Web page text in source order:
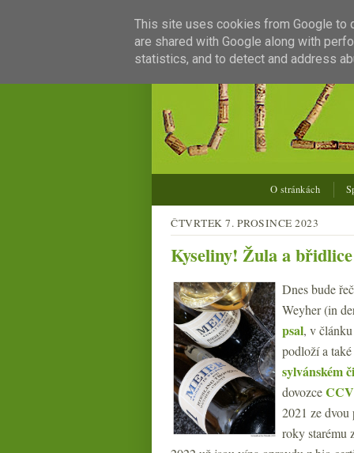
O stránkách
ČTVRTEK 7. PROSINCE 2023
Kyseliny! Žula a
Dnes bude
Weyher (in
psal, v
podloží a
sylvánském
dovozce
2021 ze
roky starému
This site uses cookies from Google to
are shared with Google along with
statistics, and to detect and address